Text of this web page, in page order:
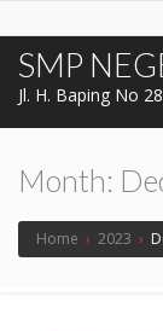
SMP
Jl. H. Baping No
Month:
Home › 2023 ›